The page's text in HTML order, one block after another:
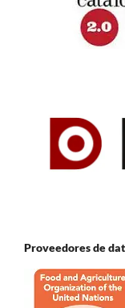
Proveedores de